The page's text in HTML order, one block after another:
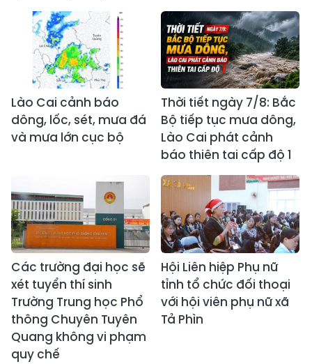
Lào Cai cảnh báo
dông, lốc, sét, mưa đá
và mưa lớn cục bộ
Thời tiết ngày 7/8: Bắc
Bộ tiếp tục mưa dông,
Lào Cai phát cảnh
báo thiên tai cấp độ 1
Các trường đại học sẽ
xét tuyển thí sinh
Trường Trung học Phổ
thông Chuyên Tuyên
Quang không vi phạm
quy chế
Hội Liên hiệp Phụ nữ
tỉnh tổ chức đối thoại
với hội viên phụ nữ xã
Tả Phìn